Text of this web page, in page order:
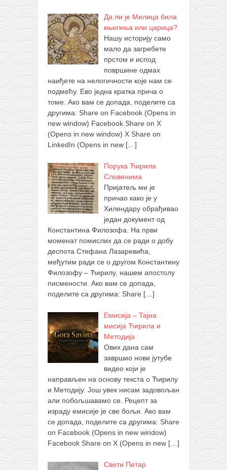
Да ли је Милица била
књегиња или царица?
Нашу историју само
мало да загребете
прстом и испод
површине одмах
наиђете на нелогичности које нам се
подмећу. Ево једна кратка прича о
томе. Ако вам се допада, поделите са
другима: Share on Facebook (Opens in
new window) Facebook Share on X
(Opens in new window) X Share on
LinkedIn (Opens in new […]
Порука Ћирила
Словенима
Пријатељ ми је
причао како је у
Хилендару обрађивао
један документ од
Константина Филозофа. На први
моменат помислих да се ради о добу
деспота Стефана Лазаревића,
међутим ради се о другом Константину
Филозофу – Ћирилу, нашем апостолу
писмености. Ако вам се допада,
поделите са другима: Share […]
Емисија – Тајна
мисија Ћирила и
Методија
Ових дана сам
завршио нови јутубе
видео који је
направљен на основу текста о Ћирилу
и Методију. Још увек нисам задовољан
али побољшавамо се. Рецепт за
израду емисије је све бољи. Ако вам
се допада, поделите са другима: Share
on Facebook (Opens in new window)
Facebook Share on X (Opens in new […]
Свети Петар